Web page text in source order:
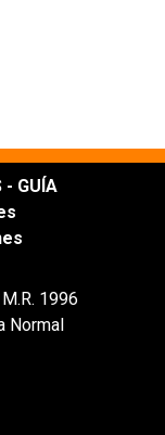
- GUÍA
1996
Normal